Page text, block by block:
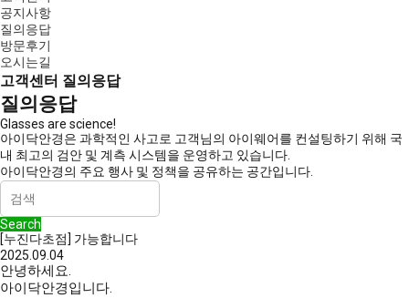
공지사항
질의응답
방문후기
오시는길
고객센터 질의응답
질의응답
Glasses are science!
아이닥안경은 과학적인 사고로 고객님의 아이웨어를 컨설팅하기 위해 국
내 최고의 검안 및 계측 시스템을 운영하고 있습니다.
아이닥안경의 주요 행사 및 정책을 공유하는 공간입니다.
Search
[누진다초점] 가능합니다
2025.09.04
안녕하세요.
아이닥안경입니다.